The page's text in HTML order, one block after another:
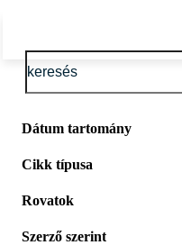
Dátum tartomány
Cikk típusa
Rovatok
Szerző szerint